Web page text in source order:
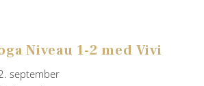
Niveau 1-2 med Vivi
september